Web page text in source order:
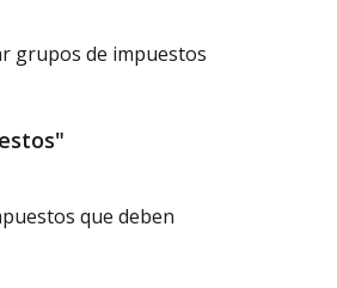
grupos de impuestos
que deben